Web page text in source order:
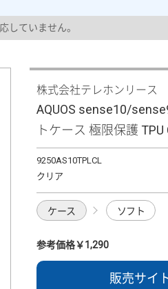
していません。
株式会社テレホンリース
AQUOS sense10/
トケース 極限保護 TPU
9250AS10TPLCL
クリア
ケース ソフト
参考価格￥1,290
販売サイ